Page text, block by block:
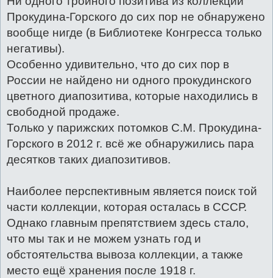
Прокудина-Горского до сих пор не обнаружено
вообще нигде (в Библиотеке Конгресса только
негативы).
Особенно удивительно, что до сих пор в
России не найдено ни одного прокудинского
цветного диапозитива, которые находились в
свободной продаже.
Только у парижских потомков С.М. Прокудина-
Горского в 2012 г. всё же обнаружились пара
десятков таких диапозитивов.
Наиболее перспективным является поиск той
части коллекции, которая осталась в СССР.
Однако главным препятствием здесь стало,
что мы так и не можем узнать год и
обстоятельства вывоза коллекции, а также
место ещё хранения после 1918 г.